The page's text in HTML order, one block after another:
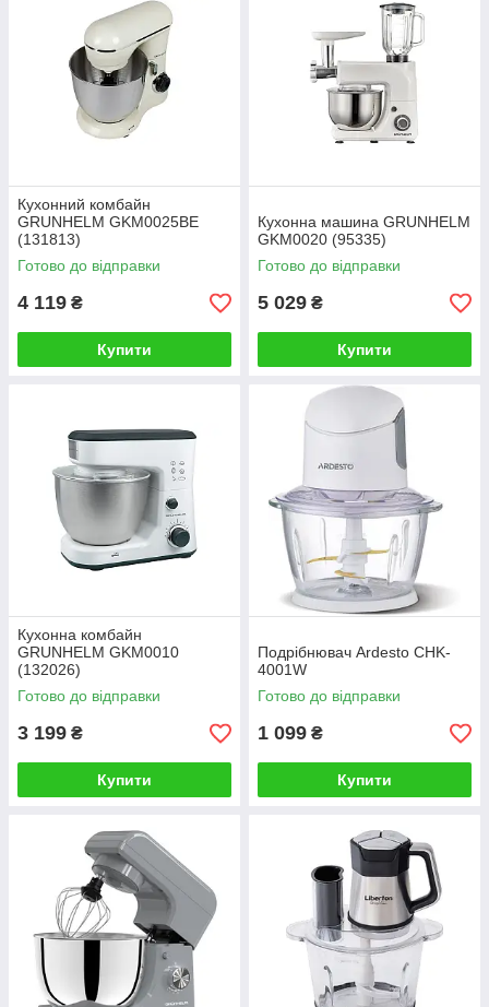
Кухонний комбайн
GRUNHELM GKM0025BE
(131813)
Готово до відправки
4 119 ₴
Купити
Кухонна машина GRUNHELM
GKM0020 (95335)
Готово до відправки
5 029 ₴
Купити
Кухонна комбайн
GRUNHELM GKM0010
(132026)
Готово до відправки
3 199 ₴
Купити
Подрібнювач Ardesto CHK-
4001W
Готово до відправки
1 099 ₴
Купити